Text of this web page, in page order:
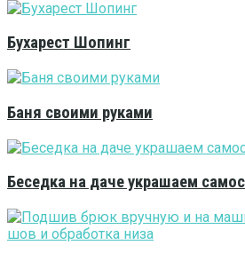
Бухарест Шопинг
Баня своими руками
Беседка на даче украшаем